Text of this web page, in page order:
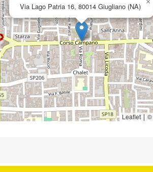
Via Lago Patria 16, 80014 Giugliano (NA)
Leaflet | ©